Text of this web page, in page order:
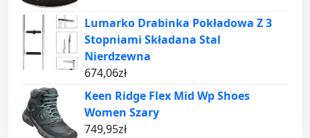
Lumarko Drabinka Pokładowa Z 3
Stopniami Składana Stal
Nierdzewna
674,06zł
Keen Ridge Flex Mid Wp Shoes
Women Szary
749,95zł